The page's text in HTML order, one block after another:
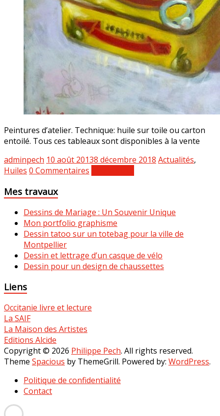
Peintures d’atelier. Technique: huile sur toile ou carton
entoilé. Tous ces tableaux sont disponibles à la vente
adminpech 10 août 20138 décembre 2018 Actualités,
Huiles 0 Commentaires
Mes travaux
Dessins de Mariage : Un Souvenir Unique
Mon portfolio graphisme
Dessin tatoo sur un totebag pour la ville de
Montpellier
Dessin et lettrage d’un casque de vélo
Dessin pour un design de chaussettes
Liens
Occitanie livre et lecture
La SAIF
La Maison des Artistes
Editions Alcide
Copyright © 2026 Philippe Pech. All rights reserved.
Theme Spacious by ThemeGrill. Powered by: WordPress.
Politique de confidentialité
Contact